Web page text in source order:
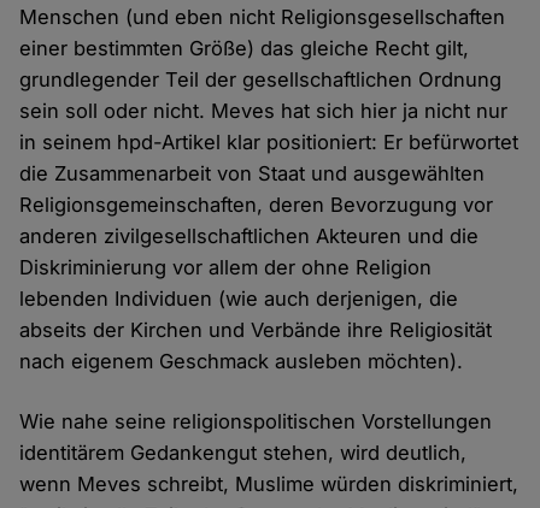
Menschen (und eben nicht Religionsgesellschaften
einer bestimmten Größe) das gleiche Recht gilt,
grundlegender Teil der gesellschaftlichen Ordnung
sein soll oder nicht. Meves hat sich hier ja nicht nur
in seinem hpd-Artikel klar positioniert: Er befürwortet
die Zusammenarbeit von Staat und ausgewählten
Religionsgemeinschaften, deren Bevorzugung vor
anderen zivilgesellschaftlichen Akteuren und die
Diskriminierung vor allem der ohne Religion
lebenden Individuen (wie auch derjenigen, die
abseits der Kirchen und Verbände ihre Religiosität
nach eigenem Geschmack ausleben möchten).
Wie nahe seine religionspolitischen Vorstellungen
identitärem Gedankengut stehen, wird deutlich,
wenn Meves schreibt, Muslime würden diskriminiert,